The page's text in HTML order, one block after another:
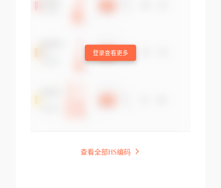
登录查看更多
查看全部HS编码